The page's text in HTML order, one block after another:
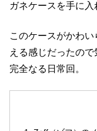
ガネケースを手に入
このケースがかわ
える感じだったので
完全なる日常回。